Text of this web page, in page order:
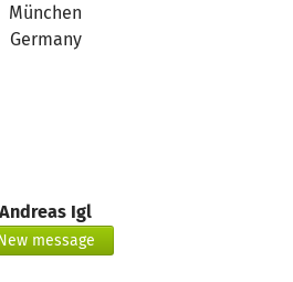
für euer Vertrauen und eure
München
Germany
Andreas Igl
message